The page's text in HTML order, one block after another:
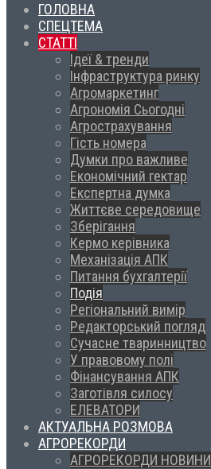
ГОЛОВНА
СПЕЦТЕМА
СТАТТІ
Ідеї & тренди
Інфраструктура ринку
Агромаркетинг
Агрономія Сьогодні
Агрострахування
Гість номера
Думки про важливе
Економічний гектар
Експертна думка
Життєве середовище
Зберігання
Кермо керівника
Механізація АПК
Питання бухгалтерії
Подія
Регіональний вимір
Редакторський погляд
Сучасне тваринництво
У правовому полі
Фінансування АПК
Заготівля силосу
ЕЛЕВАТОРИ
АКТУАЛЬНА РОЗМОВА
АГРОРЕКОРДИ
АГРОРЕКОРДИ НОВИНИ